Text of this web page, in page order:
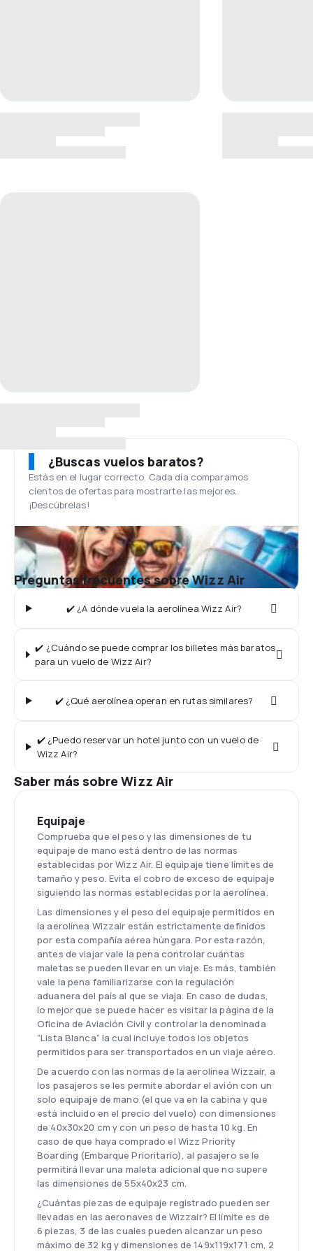
¿Buscas vuelos baratos?
Estás en el lugar correcto. Cada día comparamos
cientos de ofertas para mostrarte las mejores.
¡Descúbrelas!
Preguntas frecuentes sobre Wizz Air
✔️ ¿A dónde vuela la aerolínea Wizz Air?
✔️ ¿Cuándo se puede comprar los billetes más baratos
para un vuelo de Wizz Air?
✔️ ¿Qué aerolínea operan en rutas similares?
✔️ ¿Puedo reservar un hotel junto con un vuelo de
Wizz Air?
Saber más sobre Wizz Air
Equipaje
Comprueba que el peso y las dimensiones de tu
equipaje de mano está dentro de las normas
establecidas por Wizz Air. El equipaje tiene límites de
tamaño y peso. Evita el cobro de exceso de equipaje
siguiendo las normas establecidas por la aerolínea.
Las dimensiones y el peso del equipaje permitidos en
la aerolínea Wizzair están estrictamente definidos
por esta compañía aérea húngara. Por esta razón,
antes de viajar vale la pena controlar cuántas
maletas se pueden llevar en un viaje. Es más, también
vale la pena familiarizarse con la regulación
aduanera del país al que se viaja. En caso de dudas,
lo mejor que se puede hacer es visitar la página de la
Oficina de Aviación Civil y controlar la denominada
“Lista Blanca” la cual incluye todos los objetos
permitidos para ser transportados en un viaje aéreo.
De acuerdo con las normas de la aerolínea Wizzair, a
los pasajeros se les permite abordar el avión con un
solo equipaje de mano (el que va en la cabina y que
está incluido en el precio del vuelo) con dimensiones
de 40x30x20 cm y con un peso de hasta 10 kg. En
caso de que haya comprado el Wizz Priority
Boarding (Embarque Prioritario), al pasajero se le
permitirá llevar una maleta adicional que no supere
las dimensiones de 55x40x23 cm.
¿Cuántas piezas de equipaje registrado pueden ser
llevadas en las aeronaves de Wizzair? El límite es de
6 piezas, 3 de las cuales pueden alcanzar un peso
máximo de 32 kg y dimensiones de 149x119x171 cm, 2